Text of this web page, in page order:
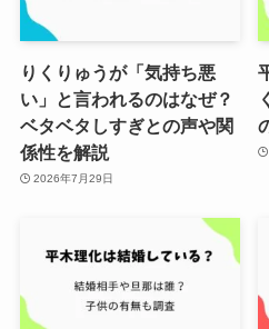
りくりゅうが「気持ち悪
い」と言われるのはなぜ？
ベタベタしすぎとの声や関
係性を解説
2026年7月29日